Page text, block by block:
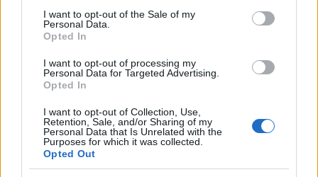
consent section.
I want to opt-out of the Sale of my
Personal Data.
Opted In
I want to opt-out of processing my
Personal Data for Targeted Advertising.
Opted In
I want to opt-out of Collection, Use,
Retention, Sale, and/or Sharing of my
Personal Data that Is Unrelated with the
Purposes for which it was collected.
Opted Out
kisjátékfilmeket, dokumentumfilmeket, ismeretterjesztő
filmeket és animációkat.